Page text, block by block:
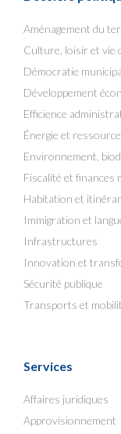
Aménagement du
Culture, loisir et vie
Démocratie
Développement
Efficience
Énergie et
Environnement,
Fiscalité et finances
Habitation et
Immigration et
Infrastructures
Innovation et
Sécurité publique
Transports et
Services
Affaires juridiques
Approvisionnement